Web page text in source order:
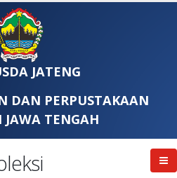
JATENG
DAN PERPUSTAKAAN
JAWA TENGAH